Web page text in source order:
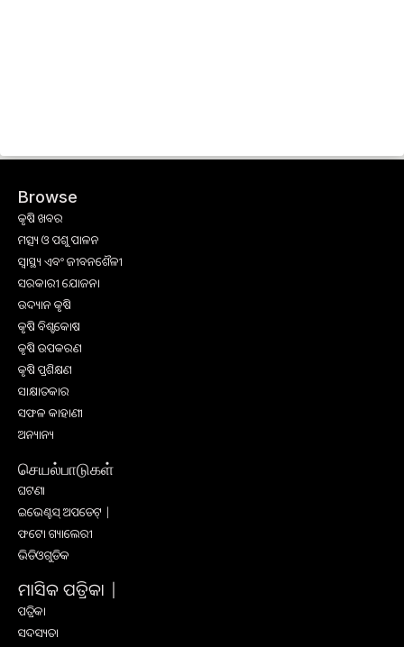
Browse
କୃଷି ଖବର
ମତ୍ସ୍ୟ ଓ ପଶୁ ପାଳନ
ସ୍ୱାସ୍ଥ୍ୟ ଏବଂ ଜୀବନଶୈଳୀ
ସରକାରୀ ଯୋଜନା
ଉଦ୍ୟାନ କୃଷି
କୃଷି ବିଶ୍ବକୋଷ
କୃଷି ଉପକରଣ
କୃଷି ପ୍ରଶିକ୍ଷଣ
ସାକ୍ଷାତକାର
ସଫଳ କାହାଣୀ
ଅନ୍ୟାନ୍ୟ
செயல்பாடுகள்
ଘଟଣା
ଇଭେଣ୍ଟସ୍ ଅପଡେଟ୍ |
ଫଟୋ ଗ୍ୟାଲେରୀ
ଭିଡିଓଗୁଡିକ
ମାସିକ ପତ୍ରିକା |
ପତ୍ରିକା
ସଦସ୍ୟତା